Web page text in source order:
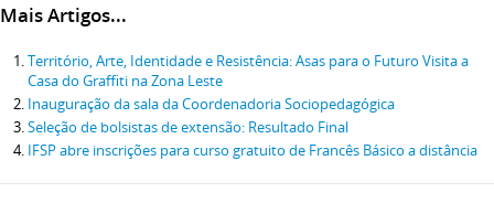
Mais Artigos...
Território, Arte, Identidade e Resistência: Asas para o Futuro Visita a
Casa do Graffiti na Zona Leste
Inauguração da sala da Coordenadoria Sociopedagógica
Seleção de bolsistas de extensão: Resultado Final
IFSP abre inscrições para curso gratuito de Francês Básico a distância